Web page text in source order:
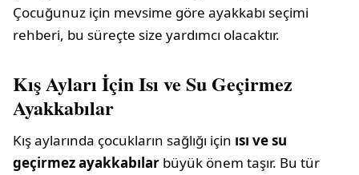
Çocuğunuz için mevsime göre ayakkabı seçimi
rehberi, bu süreçte size yardımcı olacaktır.
Kış Ayları İçin Isı ve Su Geçirmez
Ayakkabılar
Kış aylarında çocukların sağlığı için ısı ve su
geçirmez ayakkabılar büyük önem taşır. Bu tür